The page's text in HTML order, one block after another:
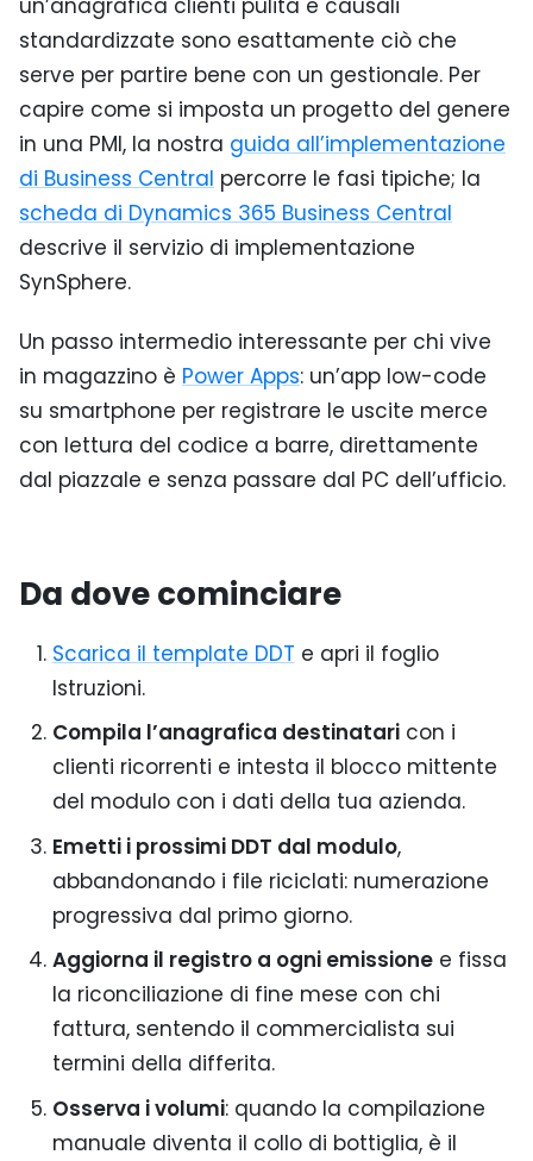
un’anagrafica clienti pulita e causali
standardizzate sono esattamente ciò che
serve per partire bene con un gestionale. Per
capire come si imposta un progetto del genere
in una PMI, la nostra guida all’implementazione
di Business Central percorre le fasi tipiche; la
scheda di Dynamics 365 Business Central
descrive il servizio di implementazione
SynSphere.
Un passo intermedio interessante per chi vive
in magazzino è Power Apps: un’app low-code
su smartphone per registrare le uscite merce
con lettura del codice a barre, direttamente
dal piazzale e senza passare dal PC dell’ufficio.
Da dove cominciare
Scarica il template DDT e apri il foglio
Istruzioni.
Compila l’anagrafica destinataricon i
clienti ricorrenti e intesta il blocco mittente
del modulo con i dati della tua azienda.
Emetti i prossimi DDT dal modulo,
abbandonando i file riciclati: numerazione
progressiva dal primo giorno.
Aggiorna il registro a ogni emissionee fissa
la riconciliazione di fine mese con chi
fattura, sentendo il commercialista sui
termini della differita.
Osserva i volumi: quando la compilazione
manuale diventa il collo di bottiglia, è il